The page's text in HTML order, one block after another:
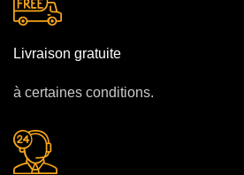
Livraison gratuite
à certaines conditions.